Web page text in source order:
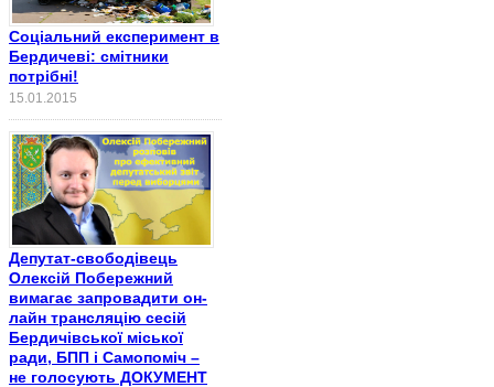
Соціальний експеримент в
Бердичеві: смітники
потрібні!
15.01.2015
Депутат-свободівець
Олексій Побережний
вимагає запровадити он-
лайн трансляцію сесій
Бердичівської міської
ради, БПП і Самопоміч –
не голосують ДОКУМЕНТ